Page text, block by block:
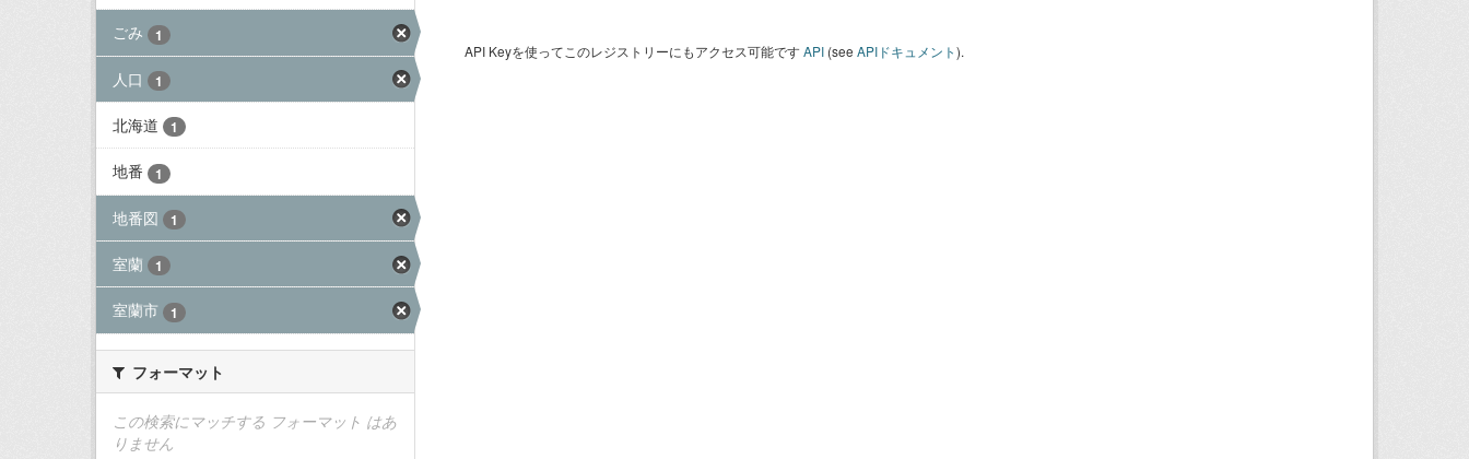
ごみ 1
人口 1
北海道 1
地番 1
地番図 1
室蘭 1
室蘭市 1
フォーマット
この検索にマッチする フォーマット はあ
りません
API Keyを使ってこのレジストリーにもアクセス可能ですAPI (see APIドキュメント).